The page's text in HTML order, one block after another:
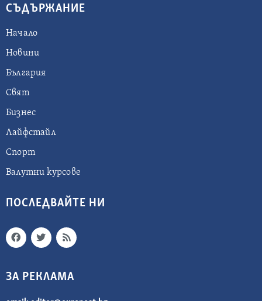
СЪДЪРЖАНИЕ
Начало
Новини
България
Свят
Бизнес
Лайфстайл
Спорт
Валутни курсове
ПОСЛЕДВАЙТЕ НИ
ЗА РЕКЛАМА